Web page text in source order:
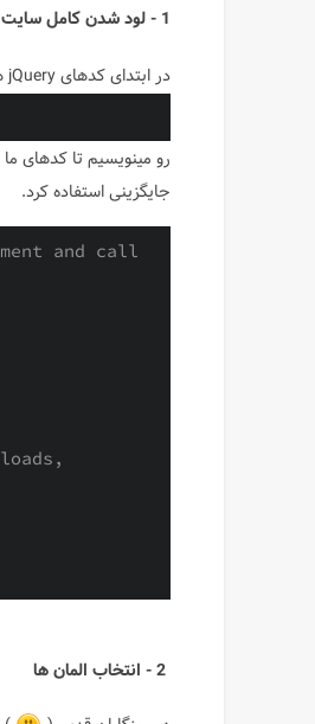
1 - لود شدن کامل سایت
در ابتدای کدهای jQuery همیشه
جایگزینی استفاده کرد.
and call